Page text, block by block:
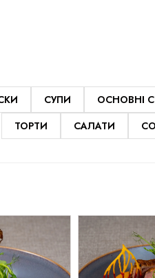
СУПИ ОСНОВНІ
ТОРТИ
САЛАТИ